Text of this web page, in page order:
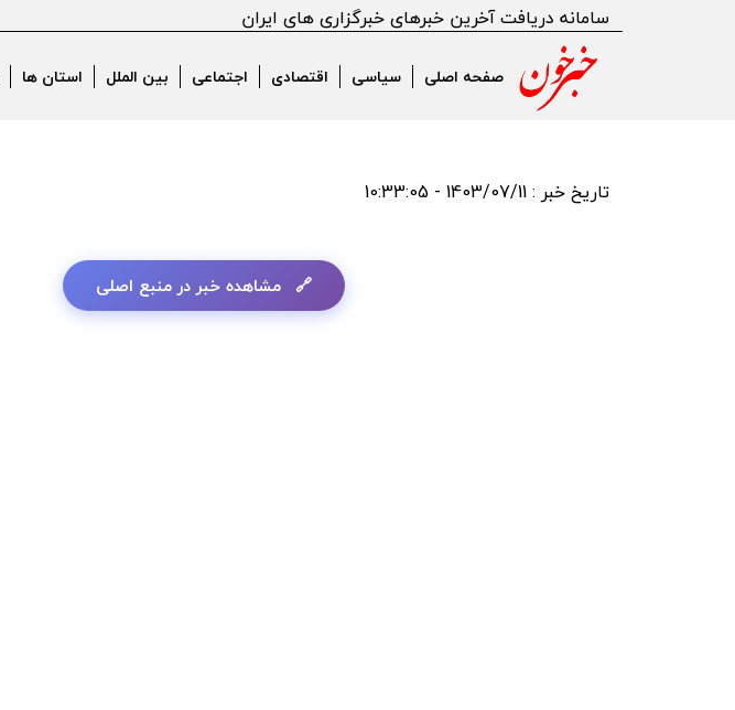
سامانه دریافت آخرین خبرهای خبرگزاری های ایران
صفحه اصلی سیاسی اقتصادی اجتماعی بین الملل استان ها
تاریخ خبر : 1403/07/11 - 10:33:05
مشاهده خبر در منبع اصلی